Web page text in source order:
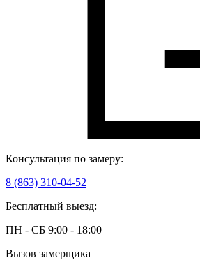
Консультация по замеру:
8 (863) 310-04-52
Бесплатный выезд:
ПН - СБ 9:00 - 18:00
Вызов замерщика